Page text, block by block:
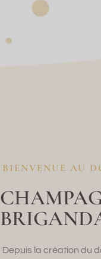
BIENVENUE AU
Depuis la création du